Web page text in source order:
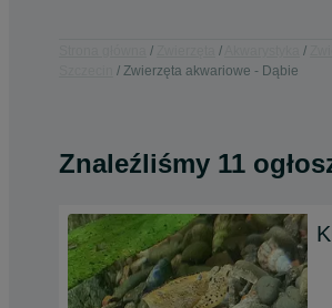
Zwierzęta akwariowe - Dąbie
Znaleźliśmy 11